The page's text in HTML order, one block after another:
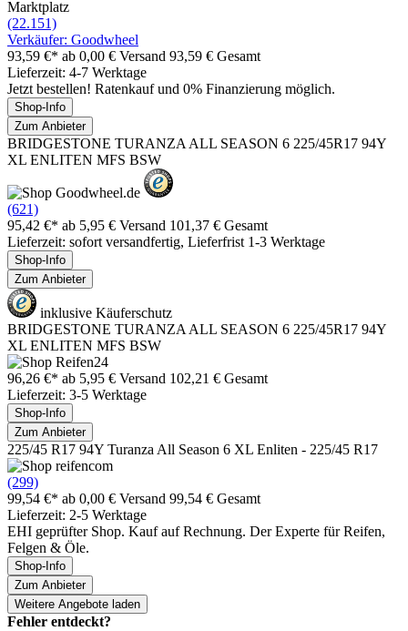
Marktplatz
(22.151)
Verkäufer: Goodwheel
93,59 €* ab 0,00 € Versand 93,59 € Gesamt
Lieferzeit: 4-7 Werktage
Jetzt bestellen! Ratenkauf und 0% Finanzierung möglich.
Shop-Info
Zum Anbieter
BRIDGESTONE TURANZA ALL SEASON 6 225/45R17 94Y
XL ENLITEN MFS BSW
(621)
95,42 €* ab 5,95 € Versand 101,37 € Gesamt
Lieferzeit: sofort versandfertig, Lieferfrist 1-3 Werktage
Shop-Info
Zum Anbieter
inklusive Käuferschutz
BRIDGESTONE TURANZA ALL SEASON 6 225/45R17 94Y
XL ENLITEN MFS BSW
96,26 €* ab 5,95 € Versand 102,21 € Gesamt
Lieferzeit: 3-5 Werktage
Shop-Info
Zum Anbieter
225/45 R17 94Y Turanza All Season 6 XL Enliten - 225/45 R17
(299)
99,54 €* ab 0,00 € Versand 99,54 € Gesamt
Lieferzeit: 2-5 Werktage
EHI geprüfter Shop. Kauf auf Rechnung. Der Experte für Reifen,
Felgen & Öle.
Shop-Info
Zum Anbieter
Weitere Angebote laden
Fehler entdeckt?